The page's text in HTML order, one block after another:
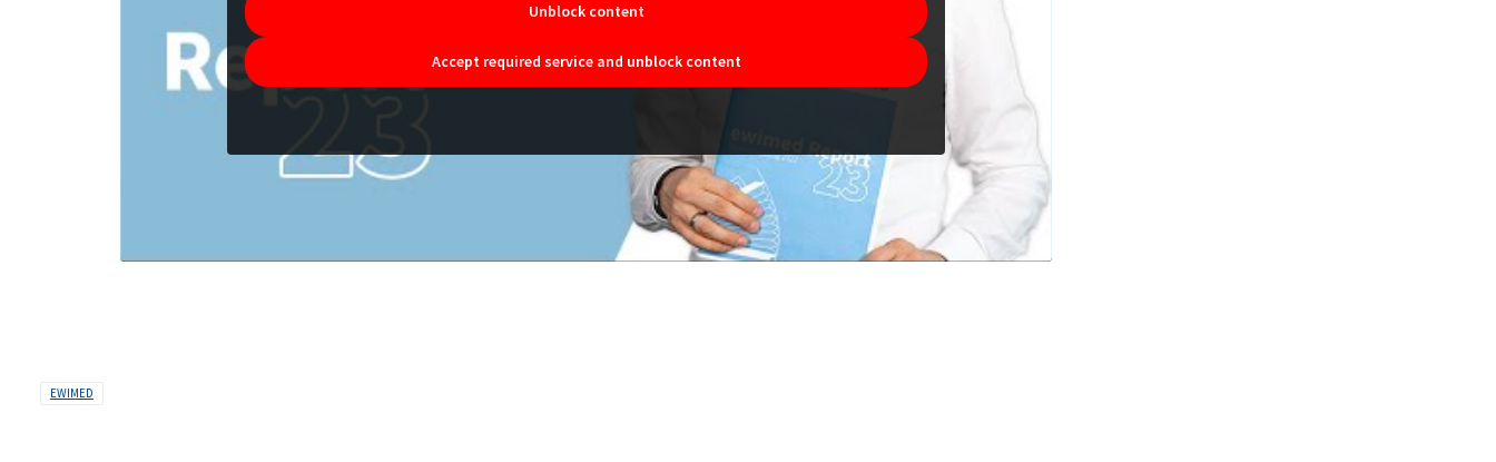
Unblock content
Accept required service and unblock content
EWIMED